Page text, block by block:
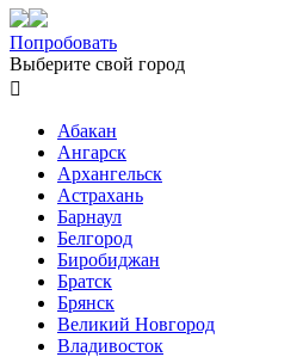
Попробовать
Выберите свой город

Абакан
Ангарск
Архангельск
Астрахань
Барнаул
Белгород
Биробиджан
Братск
Брянск
Великий Новгород
Владивосток